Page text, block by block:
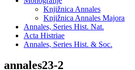
Knjižnica Annales
Knjižnica Annales Majora
Annales, Series Hist. Nat.
Acta Histriae
Annales, Series Hist. & Soc.
annales23-2